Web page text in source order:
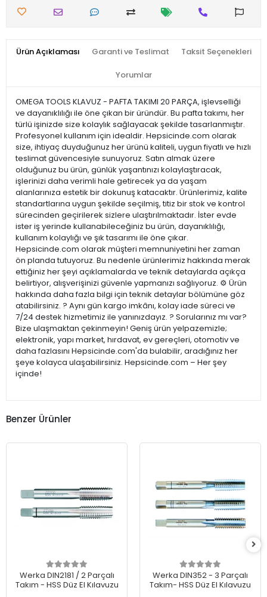
Ürün Açıklaması Garanti ve Teslimat Taksit Seçenekleri
Yorumlar
OMEGA TOOLS KLAVUZ - PAFTA TAKIMI 20 PARÇA, işlevselliği
ve dayanıklılığı ile öne çıkan bir üründür. Bu pafta takımı, her
türlü işinizde size kolaylık sağlayacak şekilde tasarlanmıştır.
Profesyonel kullanım için idealdir. Hepsicinde.com olarak
size, ihtiyaç duyduğunuz her ürünü kaliteli, uygun fiyatlı ve hızlı
teslimat güvencesiyle sunuyoruz. Satın almak üzere
olduğunuz bu ürün, günlük yaşantınızı kolaylaştıracak,
işlerinizi daha verimli hale getirecek ya da yaşam
alanlarınıza estetik bir dokunuş katacaktır. Ürünlerimiz, kalite
standartlarına uygun şekilde seçilmiş, titiz bir stok ve kontrol
sürecinden geçirilerek sizlere ulaştırılmaktadır. İster evde
ister iş yerinde kullanabileceğiniz bu ürün, dayanıklılığı,
kullanım kolaylığı ve şık tasarımı ile öne çıkar.
Hepsicinde.com olarak müşteri memnuniyetini her zaman
ön planda tutuyoruz. Bu nedenle ürünlerimiz hakkında merak
ettiğiniz her şeyi açıklamalarda ve teknik detaylarda açıkça
belirtiyor, alışverişinizi güvenle yapmanızı sağlıyoruz. ⚙️ Ürün
hakkında daha fazla bilgi için teknik detaylar bölümüne göz
atabilirsiniz. ? Aynı gün kargo imkânı, kolay iade süreci ve
7/24 destek hizmetimiz ile yanınızdayız. ? Sorularınız mı var?
Bize ulaşmaktan çekinmeyin! Geniş ürün yelpazemizle;
elektronik, yapı market, hırdavat, ev gereçleri, otomotiv ve
daha fazlasını Hepsicinde.com'da bulabilir, aradığınız her
şeye kolayca ulaşabilirsiniz. Hepsicinde.com – Her şey
içinde!
Benzer Ürünler
Werka DIN2181 / 2 Parçalı
Takım - HSS Düz El Kılavuzu
Werka DIN352 - 3 Parçalı
Takım- HSS Düz El Kılavuzu